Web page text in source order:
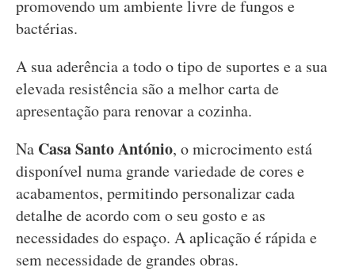
promovendo um ambiente livre de fungos e
bactérias.
A sua aderência a todo o tipo de suportes e a sua
elevada resistência são a melhor carta de
apresentação para renovar a cozinha.
Na Casa Santo António, o microcimento está
disponível numa grande variedade de cores e
acabamentos, permitindo personalizar cada
detalhe de acordo com o seu gosto e as
necessidades do espaço. A aplicação é rápida e
sem necessidade de grandes obras.